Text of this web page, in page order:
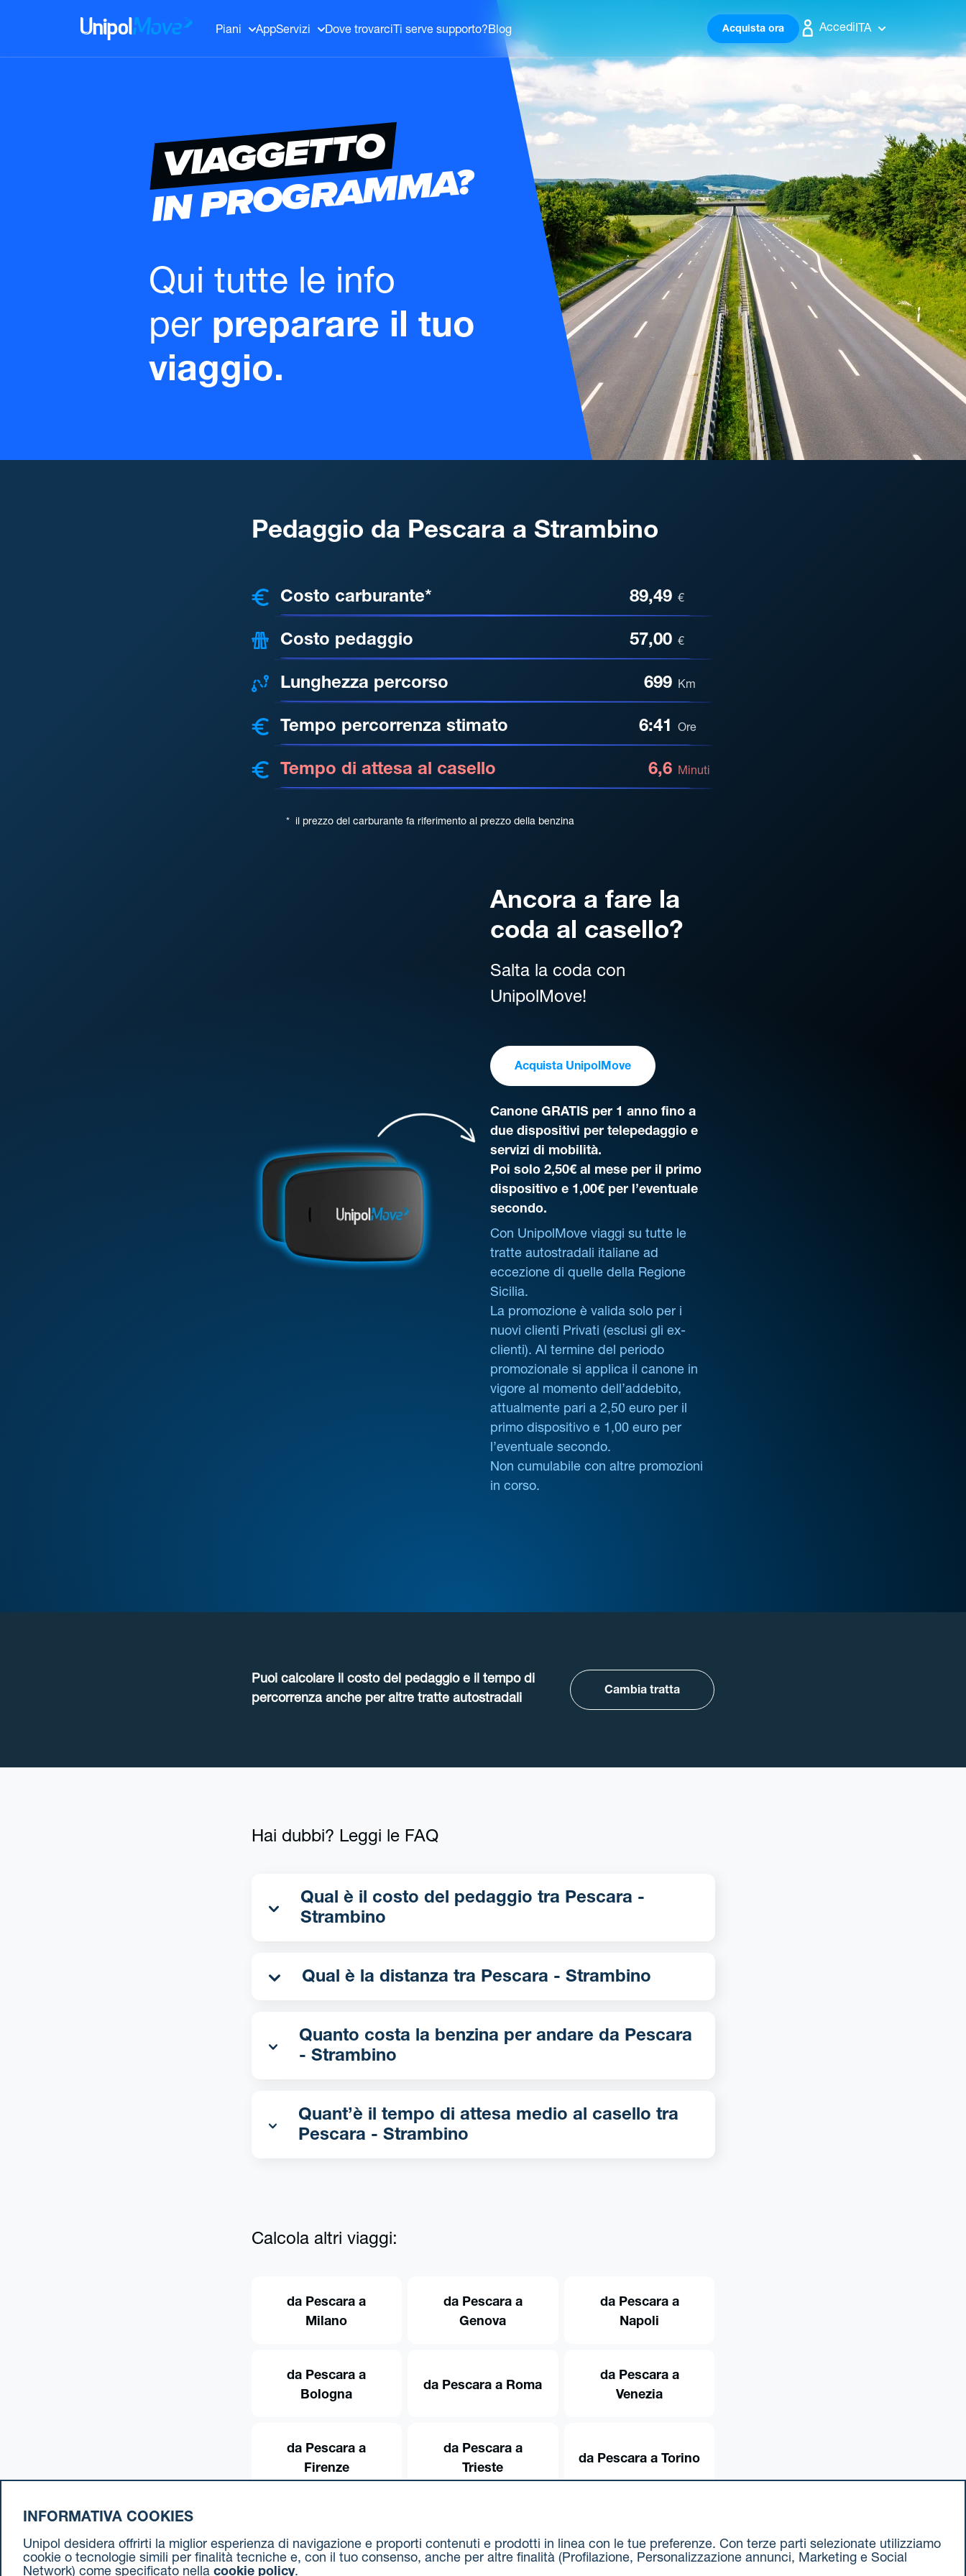
UnipolMove Piani AppServizi Dove trovarci Ti serve supporto?Blog Acquista ora AccediITA
VIAGGETTO
IN PROGRAMMA?
Qui tutte le info
per preparare il tuo
viaggio.
Pedaggio da Pescara a Strambino
Costo carburante* 89,49 €
Costo pedaggio 57,00 €
Lunghezza percorso 699 Km
Tempo percorrenza stimato 6:41 Ore
Tempo di attesa al casello 6,6 Minuti
* il prezzo del carburante fa riferimento al prezzo della benzina
Ancora a fare la
coda al casello?
Salta la coda con
UnipolMove!
Acquista UnipolMove
Canone GRATIS per 1 anno fino a
due dispositivi per telepedaggio e
servizi di mobilità.
Poi solo 2,50€ al mese per il primo
dispositivo e 1,00€ per l’eventuale
secondo.
Con UnipolMove viaggi su tutte le
tratte autostradali italiane ad
eccezione di quelle della Regione
Sicilia.
La promozione è valida solo per i
nuovi clienti Privati (esclusi gli ex-
clienti). Al termine del periodo
promozionale si applica il canone in
vigore al momento dell’addebito,
attualmente pari a 2,50 euro per il
primo dispositivo e 1,00 euro per
l’eventuale secondo.
Non cumulabile con altre promozioni
in corso.
Puoi calcolare il costo del pedaggio e il tempo di
percorrenza anche per altre tratte autostradali
Cambia tratta
Hai dubbi? Leggi le FAQ
Qual è il costo del pedaggio tra Pescara -
Strambino
Qual è la distanza tra Pescara - Strambino
Quanto costa la benzina per andare da Pescara
- Strambino
Quant’è il tempo di attesa medio al casello tra
Pescara - Strambino
Calcola altri viaggi:
da Pescara a
Milano
da Pescara a
Genova
da Pescara a
Napoli
da Pescara a
Bologna
da Pescara a Roma
da Pescara a
Venezia
da Pescara a
Firenze
da Pescara a
Trieste
da Pescara a Torino
INFORMATIVA COOKIES
Unipol desidera offrirti la miglior esperienza di navigazione e proporti contenuti e prodotti in linea con le tue preferenze. Con terze parti selezionate utilizziamo
cookie o tecnologie simili per finalità tecniche e, con il tuo consenso, anche per altre finalità (Profilazione, Personalizzazione annunci, Marketing e Social
Network) come specificato nella cookie policy.